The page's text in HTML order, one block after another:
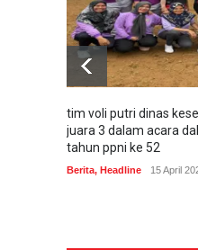
tim voli putri dinas
juara 3 dalam acara
tahun ppni ke 52
Berita, Headline 15 April